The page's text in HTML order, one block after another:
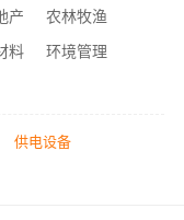
产
农林牧渔
料
环境管理
供电设备